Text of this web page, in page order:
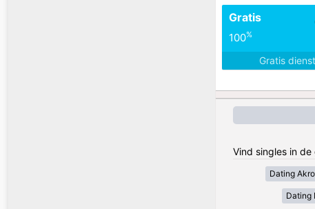
Gratis
100%
Gratis
Vind singles in
Dating
Dating